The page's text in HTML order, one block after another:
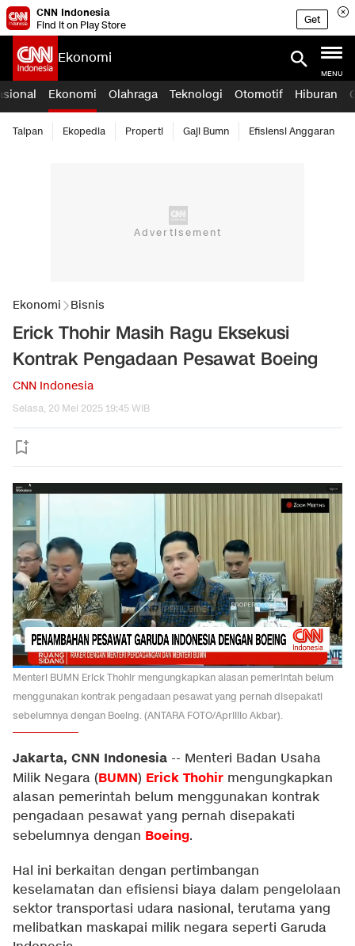
CNN Indonesia
Find it on Play Store
Get
Ekonomi
MENU
Ekonomi Olahraga Teknologi Otomotif Hiburan
Taipan Ekopedia Properti Gaji Bumn Efisiensi Anggaran
Ekonomi Bisnis
Erick Thohir Masih Ragu Eksekusi
Kontrak Pengadaan Pesawat Boeing
CNN Indonesia
Selasa, 20 Mei 2025 19:45 WIB
Menteri BUMN Erick Thohir mengungkapkan alasan pemerintah belum
menggunakan kontrak pengadaan pesawat yang pernah disepakati
sebelumnya dengan Boeing. (ANTARA FOTO/Aprillio Akbar).
Jakarta, CNN Indonesia -- Menteri Badan Usaha
Milik Negara (BUMN) Erick Thohir mengungkapkan
alasan pemerintah belum menggunakan kontrak
pengadaan pesawat yang pernah disepakati
sebelumnya dengan Boeing.
Hal ini berkaitan dengan pertimbangan
keselamatan dan efisiensi biaya dalam pengelolaan
sektor transportasi udara nasional, terutama yang
melibatkan maskapai milik negara seperti Garuda